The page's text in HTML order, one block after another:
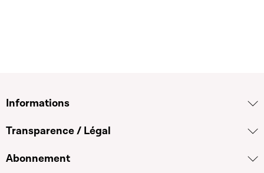
Informations
Transparence / Légal
Abonnement